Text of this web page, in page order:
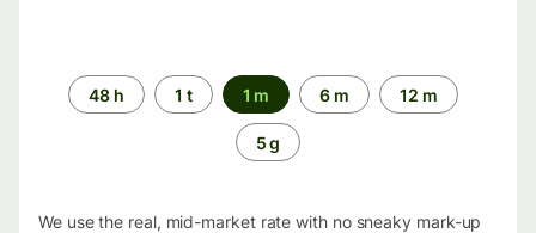
Time
period
48 h 1 t 1 m 6 m 12 m
5 g
We use the real, mid-market rate with no sneaky mark-up